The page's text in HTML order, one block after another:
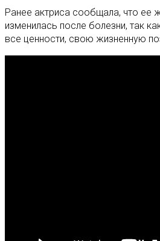
Ранее актриса сообщала, что ее
изменилась после болезни, так
все ценности, свою жизненную